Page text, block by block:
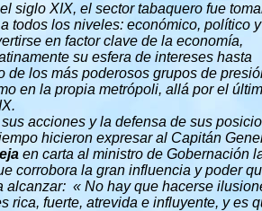
siglo XIX, el sector tabaquero fue
todos los niveles: económico, político y
en factor clave de la economía,
su esfera de intereses hasta
de los más poderosos grupos de
en la propia metrópoli, allá por el
acciones y la defensa de sus
hicieron expresar al Capitán
en carta al ministro de Gobernación
corrobora la gran influencia y poder
alcanzar: « No hay que hacerse
rica, fuerte, atrevida e influyente, y es